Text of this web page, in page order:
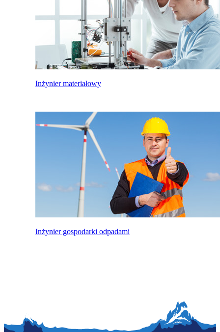
Inżynier materiałowy
Inżynier gospodarki odpadami